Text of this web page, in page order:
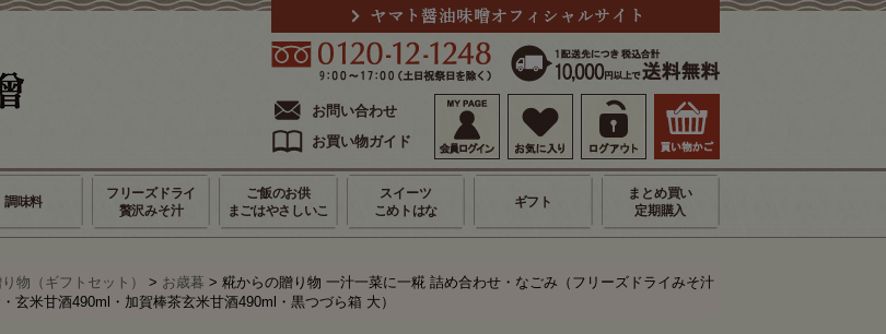
お問い合わせ
お買い物ガイド
調味料
フリーズドライ
贅沢みそ汁
ご飯のお供
まごはやさしいこ
スイーツ
こめトはな
ギフト
まとめ買い
定期購入
物（ギフトセット） > お歳暮 > 糀からの贈り物 一汁一菜に一糀 詰め合わせ・なごみ（フリーズドライみそ汁
玄米甘酒490ml・加賀棒茶玄米甘酒490ml・黒つづら箱 大）